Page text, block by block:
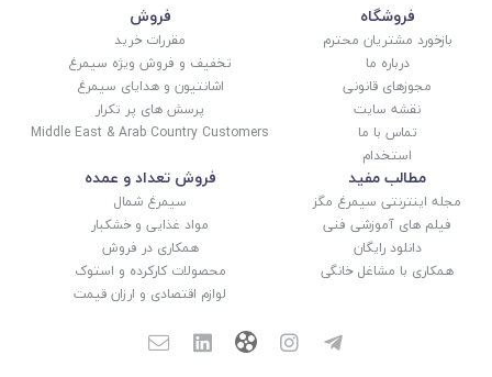
فروشگاه
بازخورد مشتریان محترم
درباره ما
مجوزهای قانونی
نقشه سایت
تماس با ما
استخدام
فروش
مقررات خرید
تخفیف و فروش ویژه سیمرغ
اشانتیون و هدایای سیمرغ
پرسش های پر تکرار
Middle East & Arab Country Customers
مطالب مفید
مجله اینترنتی سیمرغ مگز
فیلم های آموزشی فنی
دانلود رایگان
همکاری با مشاغل خانگی
فروش تعداد و عمده
سیمرغ شمال
مواد غذایی و خشکبار
همکاری در فروش
محصولات کارکرده و استوک
لوازم اقتصادی و ارزان قیمت